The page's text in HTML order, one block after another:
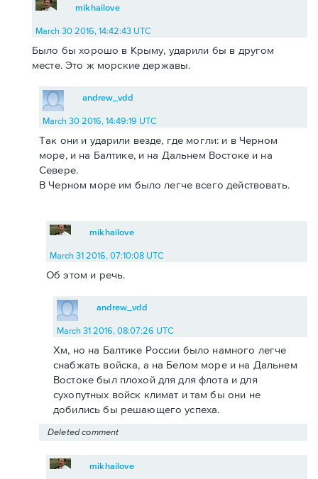
mikhailove
March 30 2016, 14:42:43 UTC
Было бы хорошо в Крыму, ударили бы в другом
месте. Это ж морские державы.
andrew_vdd
March 30 2016, 14:49:19 UTC
Так они и ударили везде, где могли: и в Черном
море, и на Балтике, и на Дальнем Востоке и на
Севере.
В Черном море им было легче всего действовать.
mikhailove
March 31 2016, 07:10:08 UTC
Об этом и речь.
andrew_vdd
March 31 2016, 08:07:26 UTC
Хм, но на Балтике России было намного легче
снабжать войска, а на Белом море и на Дальнем
Востоке был плохой для для флота и для
сухопутных войск климат и там бы они не
добились бы решающего успеха.
Deleted comment
mikhailove